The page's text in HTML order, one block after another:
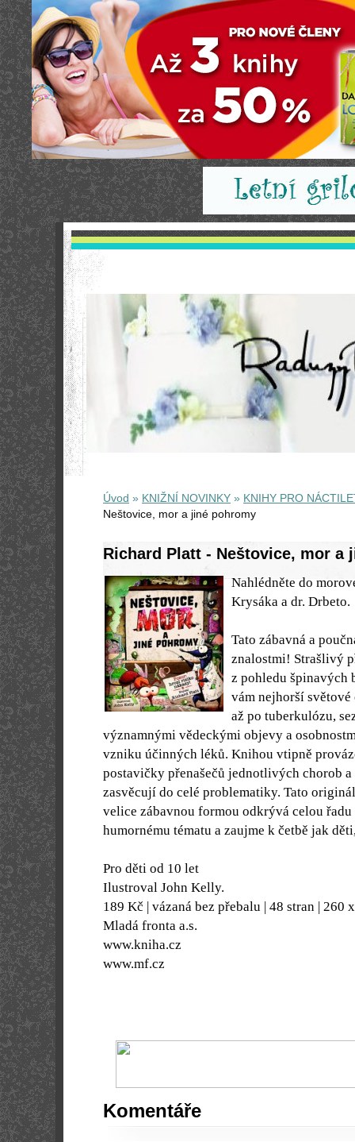
Úvod » KNIŽNÍ NOVINKY » KNIHY PRO
Neštovice, mor a jiné pohromy
Richard Platt - Neštovice, mor a
Nahlédněte do
Krysáka a dr. Drbeto.
Tato zábavná a
znalostmi! Strašlivý
z pohledu špinavých
vám nejhorší
až po tuberkulózu,
významnými vědeckými objevy a
vzniku účinných léků. Knihou vtipně
postavičky přenašečů jednotlivých chorob a
zasvěcují do celé problematiky. Tato
velice zábavnou formou odkrývá celou
humornému tématu a zaujme k četbě jak
Pro děti od 10 let
Ilustroval John Kelly.
189 Kč | vázaná bez přebalu | 48 stran | 260
Mladá fronta a.s.
www.kniha.cz
www.mf.cz
Komentáře